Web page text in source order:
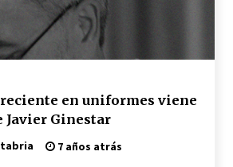
reciente en uniformes viene
Javier Ginestar
7 años atrás